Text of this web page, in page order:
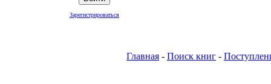
Зарегистрироваться
Главная - Поиск книг -